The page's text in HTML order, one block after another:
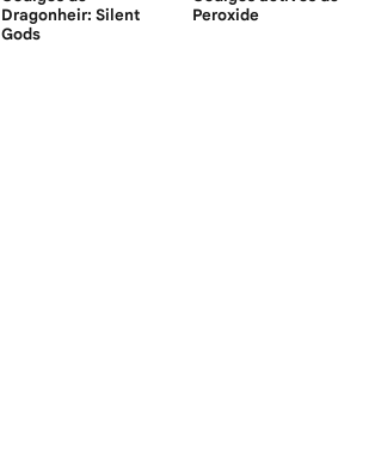
Dragonheir: Silent
Gods
Peroxide